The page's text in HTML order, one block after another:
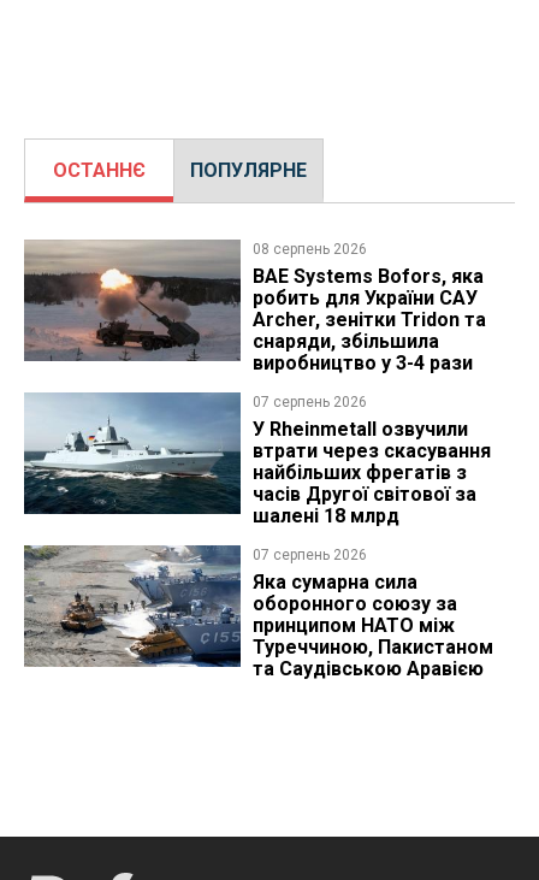
ОСТАННЄ ПОПУЛЯРНЕ
08 серпень 2026
BAE Systems Bofors, яка
робить для України САУ
Archer, зенітки Tridon та
снаряди, збільшила
виробництво у 3-4 рази
07 серпень 2026
У Rheinmetall озвучили
втрати через скасування
найбільших фрегатів з
часів Другої світової за
шалені 18 млрд
07 серпень 2026
Яка сумарна сила
оборонного союзу за
принципом НАТО між
Туреччиною, Пакистаном
та Саудівською Аравією